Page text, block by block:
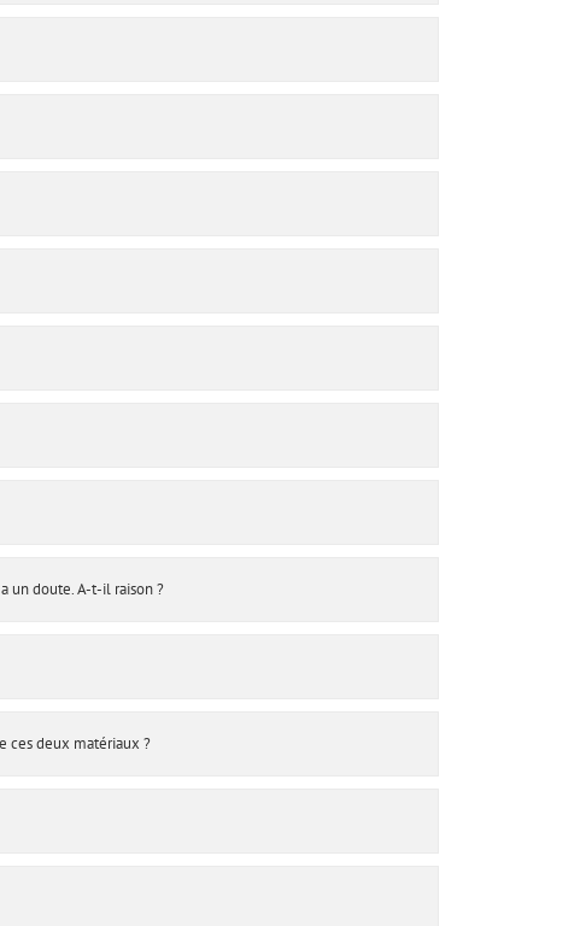
un doute. A-t-il raison ?
ces deux matériaux ?